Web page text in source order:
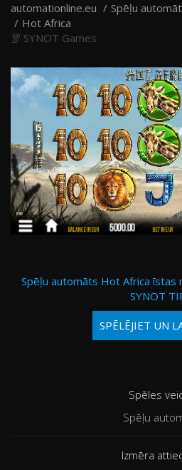
automationline.eu
Spēļu
Hot Africa
SYNOT Games
Spēļu automāts Hot Africa īstas
SYNOT
SPĒLĒJIET UN
Spēles
Spēļu
Izmēra